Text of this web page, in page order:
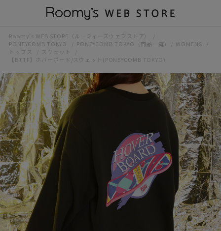
Roomy’s WEB STORE（ルーミィーズウェブストア）
PONEYCOMB TOKYO
PONEYCOMB TOKYO（商品一覧)
WOMENS
トップス
スウェット
【BTTF】ホバーボード/スウェット(PONEYCOMB TOKYO)